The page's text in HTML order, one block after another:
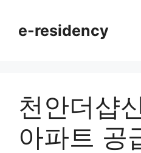
contente-residency
천안더샵
아파트 공